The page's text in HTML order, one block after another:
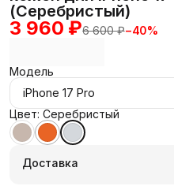
(Серебристый)
3 960 ₽6 600 ₽−40%
Модель
iPhone 17 Pro
Цвет: Серебристый
Доставка